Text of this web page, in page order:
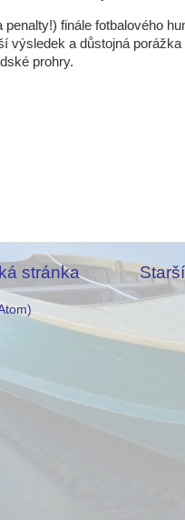
finále fotbalového
výsledek a důstojná
prohry.
stránka